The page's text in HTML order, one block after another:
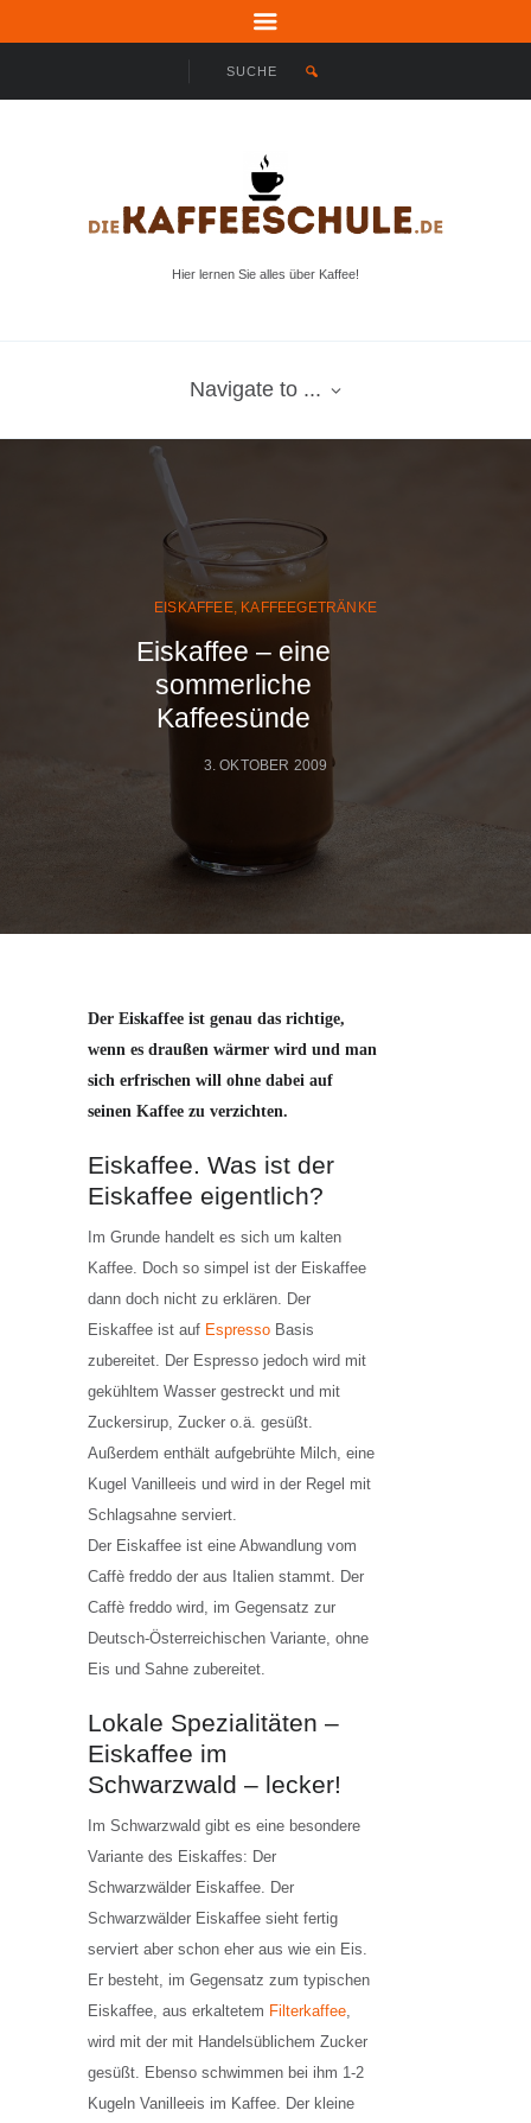
Hier lernen Sie alles über Kaffee!
Navigate to ...
EISKAFFEE, KAFFEEGETRÄNKE
Eiskaffee – eine
sommerliche
Kaffeesünde
3. OKTOBER 2009
Der Eiskaffee ist genau das richtige,
wenn es draußen wärmer wird und man
sich erfrischen will ohne dabei auf
seinen Kaffee zu verzichten.
Eiskaffee. Was ist der
Eiskaffee eigentlich?
Im Grunde handelt es sich um kalten
Kaffee. Doch so simpel ist der Eiskaffee
dann doch nicht zu erklären. Der
Eiskaffee ist auf Espresso Basis
zubereitet. Der Espresso jedoch wird mit
gekühltem Wasser gestreckt und mit
Zuckersirup, Zucker o.ä. gesüßt.
Außerdem enthält aufgebrühte Milch, eine
Kugel Vanilleeis und wird in der Regel mit
Schlagsahne serviert.
Der Eiskaffee ist eine Abwandlung vom
Caffè freddo der aus Italien stammt. Der
Caffè freddo wird, im Gegensatz zur
Deutsch-Österreichischen Variante, ohne
Eis und Sahne zubereitet.
Lokale Spezialitäten –
Eiskaffee im
Schwarzwald – lecker!
Im Schwarzwald gibt es eine besondere
Variante des Eiskaffes: Der
Schwarzwälder Eiskaffee. Der
Schwarzwälder Eiskaffee sieht fertig
serviert aber schon eher aus wie ein Eis.
Er besteht, im Gegensatz zum typischen
Eiskaffee, aus erkaltetem Filterkaffee
wird mit der mit Handelsüblichem Zucker
gesüßt. Ebenso schwimmen bei ihm 1-2
Kugeln Vanilleeis im Kaffee. Der kleine